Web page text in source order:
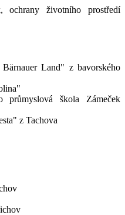
ochrany životního prostředí
Land" z bavorského
průmyslová škola Zámeček
z Tachova